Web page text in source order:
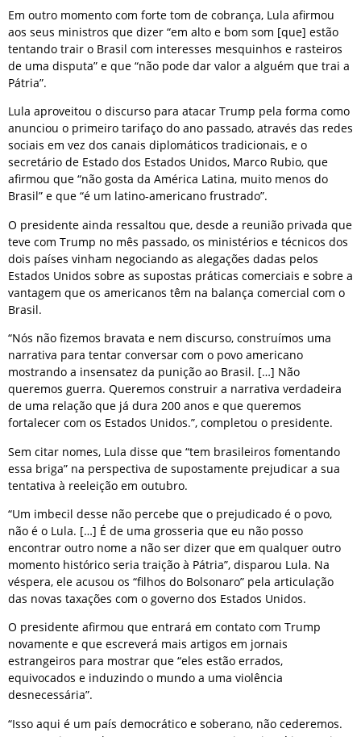
Em outro momento com forte tom de cobrança, Lula afirmou
aos seus ministros que dizer “em alto e bom som [que] estão
tentando trair o Brasil com interesses mesquinhos e rasteiros
de uma disputa” e que “não pode dar valor a alguém que trai a
Pátria”.
Lula aproveitou o discurso para atacar Trump pela forma como
anunciou o primeiro tarifaço do ano passado, através das redes
sociais em vez dos canais diplomáticos tradicionais, e o
secretário de Estado dos Estados Unidos, Marco Rubio, que
afirmou que “não gosta da América Latina, muito menos do
Brasil” e que “é um latino-americano frustrado”.
O presidente ainda ressaltou que, desde a reunião privada que
teve com Trump no mês passado, os ministérios e técnicos dos
dois países vinham negociando as alegações dadas pelos
Estados Unidos sobre as supostas práticas comerciais e sobre a
vantagem que os americanos têm na balança comercial com o
Brasil.
“Nós não fizemos bravata e nem discurso, construímos uma
narrativa para tentar conversar com o povo americano
mostrando a insensatez da punição ao Brasil. […] Não
queremos guerra. Queremos construir a narrativa verdadeira
de uma relação que já dura 200 anos e que queremos
fortalecer com os Estados Unidos.”, completou o presidente.
Sem citar nomes, Lula disse que “tem brasileiros fomentando
essa briga” na perspectiva de supostamente prejudicar a sua
tentativa à reeleição em outubro.
“Um imbecil desse não percebe que o prejudicado é o povo,
não é o Lula. […] É de uma grosseria que eu não posso
encontrar outro nome a não ser dizer que em qualquer outro
momento histórico seria traição à Pátria”, disparou Lula. Na
véspera, ele acusou os “filhos do Bolsonaro” pela articulação
das novas taxações com o governo dos Estados Unidos.
O presidente afirmou que entrará em contato com Trump
novamente e que escreverá mais artigos em jornais
estrangeiros para mostrar que “eles estão errados,
equivocados e induzindo o mundo a uma violência
desnecessária”.
“Isso aqui é um país democrático e soberano, não cederemos.